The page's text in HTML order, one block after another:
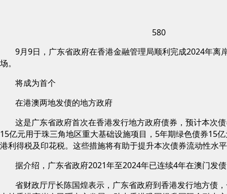
580
9月9日，广东省政府在香港金融管理局顺利完成2024年
场。
将成为首个
在港澳两地发债的地方政府
这是广东省政府首次在香港发行地方政府债券，预计本次
15亿元用于珠三角地区重大基础设施项目，5年期绿色债券15
港利得税及印花税。这些措施将有助于提升本次债券流动性水
据介绍，广东省政府2021年至2024年已连续4年在澳门发
省财政厅厅长陈国煌表示，广东省政府到香港发行地方债